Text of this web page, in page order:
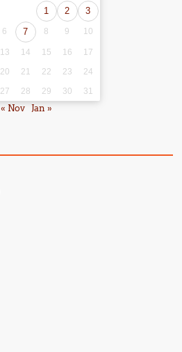
1 2 3
6 7 8 9 10
13 14 15 16
17
20 21 22 23
24
27 28 29 30 31
« Nov Jan »